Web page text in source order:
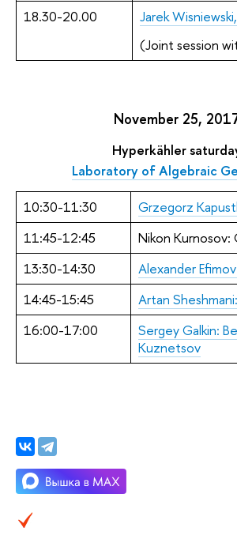
18.30-20.00
Jarek
(Joint session
November 25,
Hyperkähler
Laboratory of Algebraic
10:30-11:30
Grzegorz
11:45-12:45
Nikon Kurnosov:
13:30-14:30
Alexander
14:45-15:45
Artan
16:00-17:00
Sergey Galkin:
Kuznetsov